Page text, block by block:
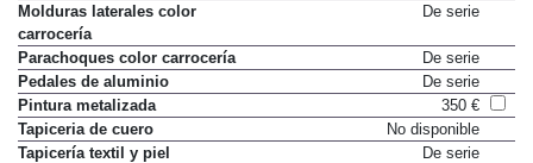
Molduras laterales color
carrocería
De serie
Parachoques color carrocería
De serie
Pedales de aluminio
De serie
Pintura metalizada
350 €
Tapiceria de cuero
No disponible
Tapicería textil y piel
De serie